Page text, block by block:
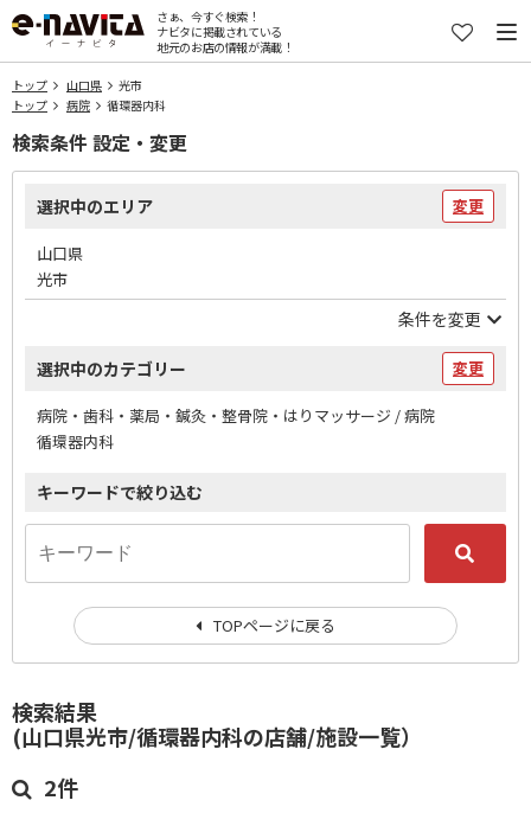
さぁ、今すぐ検索！
ナビタに掲載されている
地元のお店の情報が満載！
トップ 山口県
光市
トップ
病院 循環器内科
検索結果
(山口県光市/循環器内科の店舗/施設一覧）
2件
検索条件 設定・変更
選択中のエリア 変更
山口県
光市
条件を変更
選択中のカテゴリー 変更
病院・歯科・薬局・鍼灸・整骨院・はりマッサージ / 病院
循環器内科
キーワードで絞り込む
TOPページに戻る